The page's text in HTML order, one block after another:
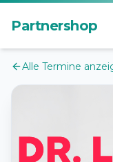
Partnershop
Alle Termine